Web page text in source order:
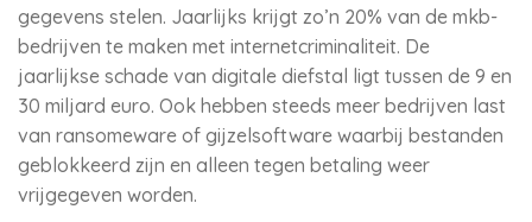
gegevens stelen. Jaarlijks krijgt zo’n 20% van de mkb-
bedrijven te maken met internetcriminaliteit. De
jaarlijkse schade van digitale diefstal ligt tussen de 9 en
30 miljard euro. Ook hebben steeds meer bedrijven last
van ransomeware of gijzelsoftware waarbij bestanden
geblokkeerd zijn en alleen tegen betaling weer
vrijgegeven worden.